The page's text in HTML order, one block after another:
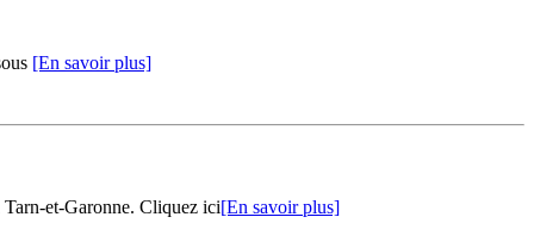
[En savoir plus]
Tarn-et-Garonne. Cliquez ici[En savoir plus]